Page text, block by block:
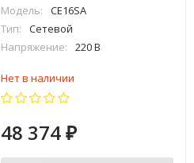
Модель:
CE16SA
Тип:
Сетевой
Напряжение:
220 В
Нет в наличии
48 374₽